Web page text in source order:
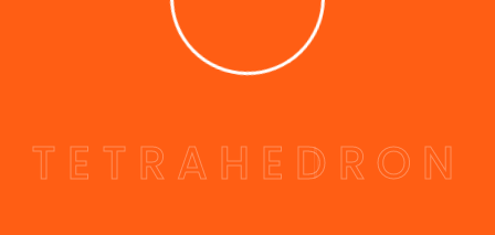
T E T R A H E D RO N